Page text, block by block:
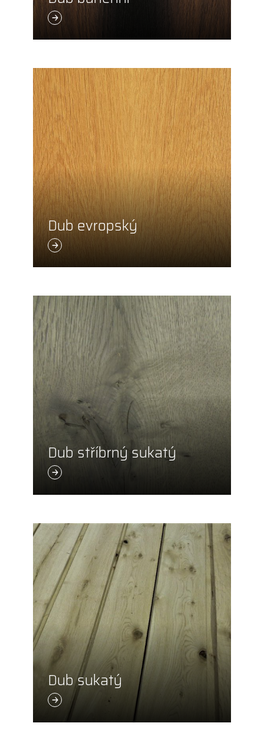
Dub evropský
Dub stříbrný sukatý
Dub sukatý